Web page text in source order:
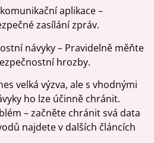
aplikace –
zasílání zpráv.
návyky – Pravidelně měňte
hrozby.
velká výzva, ale s vhodnými
ho lze účinně chránit.
– začněte chránit svá data
najdete v dalších článcích